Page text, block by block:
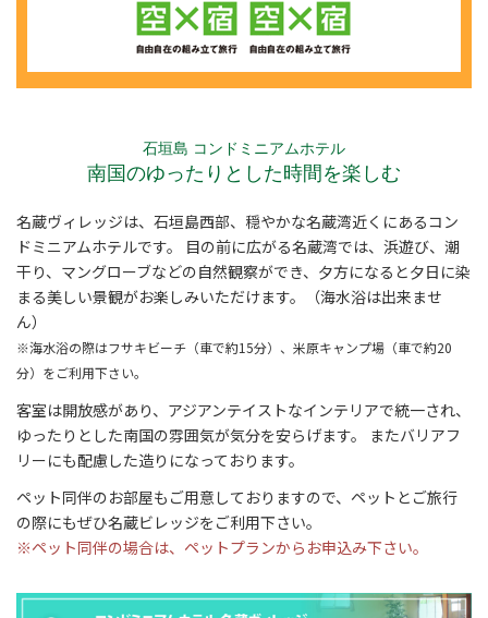
石垣島 コンドミニアムホテル
南国のゆったりとした時間を楽しむ
名蔵ヴィレッジは、石垣島西部、穏やかな名蔵湾近くにあるコン
ドミニアムホテルです。 目の前に広がる名蔵湾では、浜遊び、潮
干り、マングローブなどの自然観察ができ、夕方になると夕日に染
まる美しい景観がお楽しみいただけます。（海水浴は出来ませ
ん）
※海水浴の際はフサキビーチ（車で約15分）、米原キャンプ場（車で約20
分）をご利用下さい。
客室は開放感があり、アジアンテイストなインテリアで統一され、
ゆったりとした南国の雰囲気が気分を安らげます。 またバリアフ
リーにも配慮した造りになっております。
ペット同伴のお部屋もご用意しておりますので、ペットとご旅行
の際にもぜひ名蔵ビレッジをご利用下さい。
※ペット同伴の場合は、ペットプランからお申込み下さい。